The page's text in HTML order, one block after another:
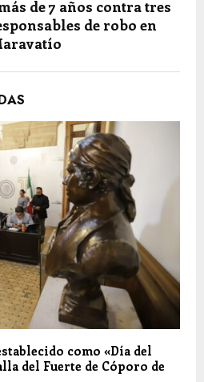
de 7 años contra tres
de robo en
como «Día del
del Fuerte de Cóporo de